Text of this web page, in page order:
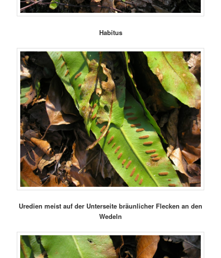
Habitus
Uredien meist auf der Unterseite bräunlicher Flecken an den
Wedeln